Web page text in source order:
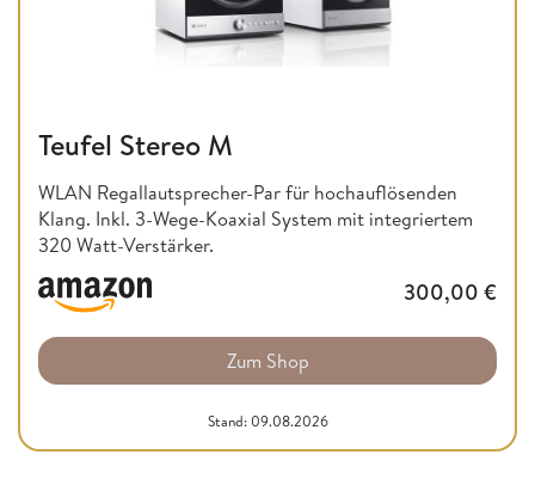
Teufel Stereo M
WLAN Regallautsprecher-Par für hochauflösenden
Klang. Inkl. 3-Wege-Koaxial System mit integriertem
320 Watt-Verstärker.
300,00 €
Zum Shop
Stand: 09.08.2026